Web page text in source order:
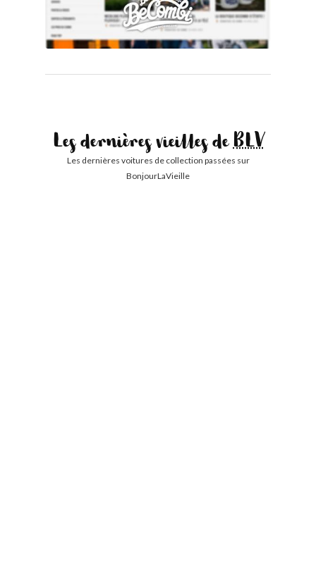
Les dernières vieilles deBLV
Les dernières voitures de collection passées sur
BonjourLaVieille